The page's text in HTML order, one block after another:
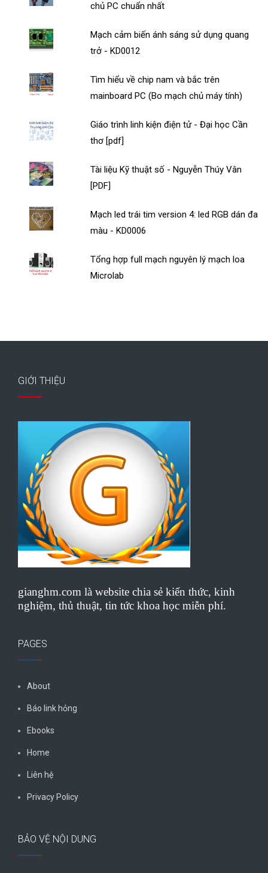
chủ PC chuẩn nhất
Mạch cảm biến ánh sáng sử dụng quang
trở - KD0012
Tìm hiểu về chip nam và bắc trên
mainboard PC (Bo mạch chủ máy tính)
Giáo trình linh kiện điện tử - Đại học Cần
thơ [pdf]
Tài liệu Kỹ thuật số - Nguyễn Thúy Vân
[PDF]
Mạch led trái tim version 4: led RGB dán đa
màu - KD0006
Tổng hợp full mạch nguyên lý mạch loa
Microlab
GIỚI THIỆU
gianghm.com là website chia sẻ kiến thức, kinh
nghiệm, thủ thuật, tin tức khoa học miễn phí.
PAGES
About
Báo link hỏng
Ebooks
Home
Liên hệ
Privacy Policy
BẢO VỆ NỘI DUNG